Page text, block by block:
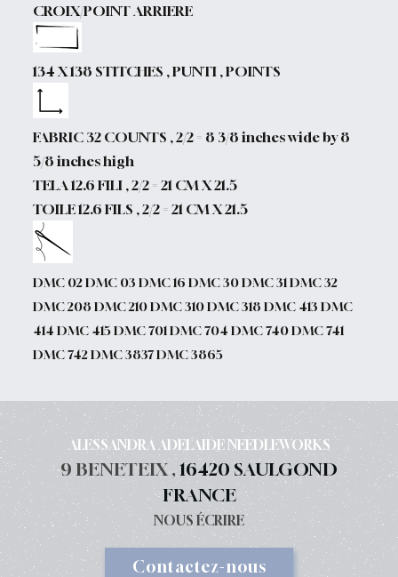
CROIX/POINT ARRIERE
134 X 138 STITCHES , PUNTI , POINTS
FABRIC 32 COUNTS , 2/2 = 8 3/8 inches wide by 8
5/8 inches high
TELA 12.6 FILI , 2/2 = 21 CM X 21.5
TOILE 12.6 FILS , 2/2 = 21 CM X 21.5
DMC 02 DMC 03 DMC 16 DMC 30 DMC 31 DMC 32
DMC 208 DMC 210 DMC 310 DMC 318 DMC 413 DMC
414 DMC 415 DMC 701 DMC 704 DMC 740 DMC 741
DMC 742 DMC 3837 DMC 3865
ALESSANDRA ADELAIDE NEEDLEWORKS
9 BENETEIX ,16420 SAULGOND
FRANCE
NOUS ÉCRIRE
Contactez-nous